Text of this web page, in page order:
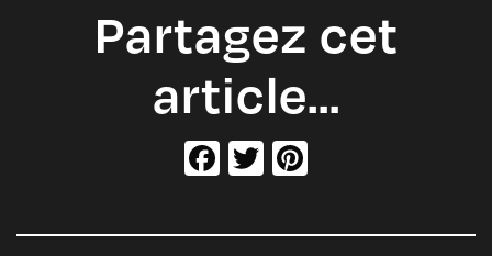
Partagez cet
article…
Facebook
Twitter